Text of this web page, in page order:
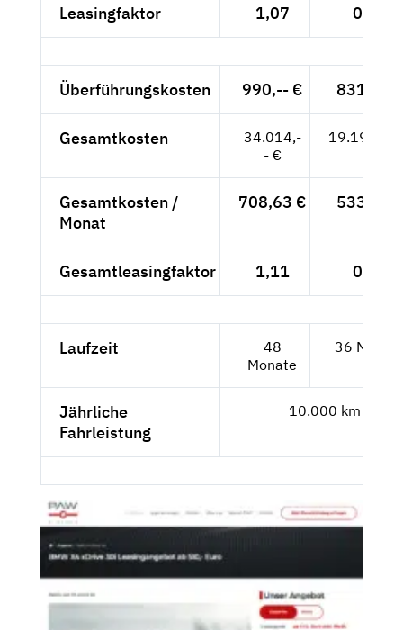
Leasingfaktor 1,07 0,95
Überführungskosten 990,-- € 831,93 €
Gesamtkosten
34.014,-
- €
19.191,93
Gesamtkosten /
Monat
708,63 € 533,11 €
Gesamtleasingfaktor 1,11 0,99
Laufzeit
48
Monate
36
Jährliche
Fahrleistung
10.000 km